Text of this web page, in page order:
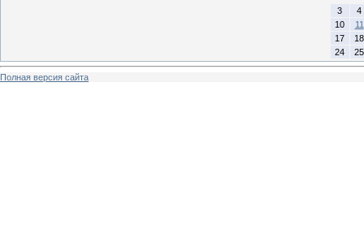
3
4
10
11
17
18
24
25
Полная версия сайта